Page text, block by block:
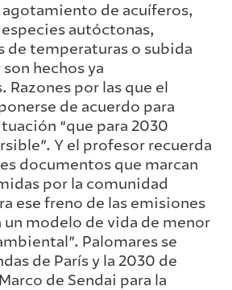
de acuíferos,
autóctonas,
de temperaturas o subida
hechos ya
por las que el
de acuerdo para
“que para 2030
Y el profesor recuerda
documentos que marcan
por la comunidad
ese freno de las emisiones
un modelo de vida de menor
Palomares se
de París y la 2030 de
de Sendai para la